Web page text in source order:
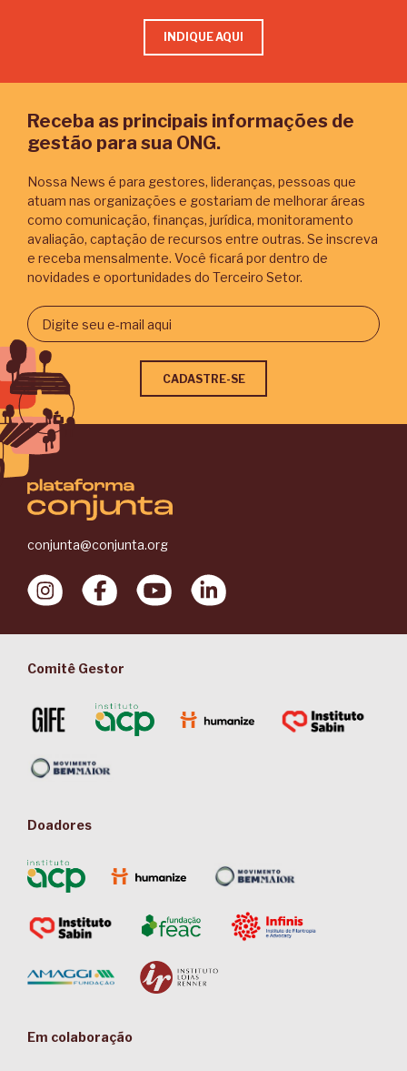
INDIQUE AQUI
Receba as principais informações de
gestão para sua ONG.
Nossa News é para gestores, lideranças, pessoas que
atuam nas organizações e gostariam de melhorar áreas
como comunicação, finanças, jurídica, monitoramento
avaliação, captação de recursos entre outras. Se inscreva
e receba mensalmente. Você ficará por dentro de
novidades e oportunidades do Terceiro Setor.
conjunta@conjunta.org
Comitê Gestor
Doadores
Em colaboração